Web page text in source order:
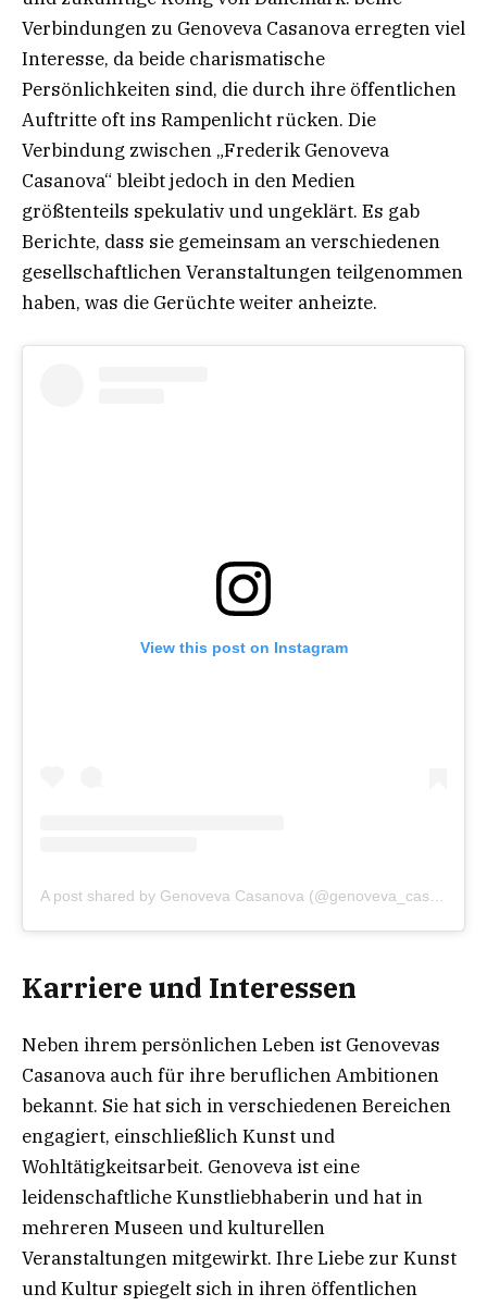
Verbindungen zu Genoveva Casanova erregten viel
Interesse, da beide charismatische
Persönlichkeiten sind, die durch ihre öffentlichen
Auftritte oft ins Rampenlicht rücken. Die
Verbindung zwischen „Frederik Genoveva
Casanova“ bleibt jedoch in den Medien
größtenteils spekulativ und ungeklärt. Es gab
Berichte, dass sie gemeinsam an verschiedenen
gesellschaftlichen Veranstaltungen teilgenommen
haben, was die Gerüchte weiter anheizte.
View this post on Instagram
Karriere und Interessen
Neben ihrem persönlichen Leben ist Genovevas
Casanova auch für ihre beruflichen Ambitionen
bekannt. Sie hat sich in verschiedenen Bereichen
engagiert, einschließlich Kunst und
Wohltätigkeitsarbeit. Genoveva ist eine
leidenschaftliche Kunstliebhaberin und hat in
mehreren Museen und kulturellen
Veranstaltungen mitgewirkt. Ihre Liebe zur Kunst
und Kultur spiegelt sich in ihren öffentlichen